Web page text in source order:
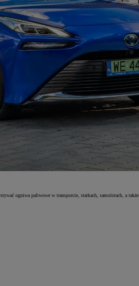
ogniwa paliwowe w transporcie, statkach, samolotach, a